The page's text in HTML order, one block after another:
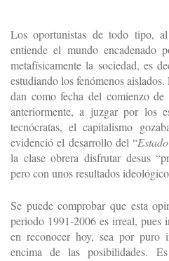
Los oportunistas de todo tipo,
entiende el mundo encadenado
metafísicamente la sociedad, es
estudiando los fenómenos
dan como fecha del comienzo
anteriormente, a juzgar por los
tecnócratas, el capitalismo
evidenció el desarrollo del “
la clase obrera disfrutar desus
pero con unos resultados
Se puede comprobar que esta
periodo 1991-2006 es irreal, pues
en reconocer hoy, sea por puro
encima de las posibilidades.